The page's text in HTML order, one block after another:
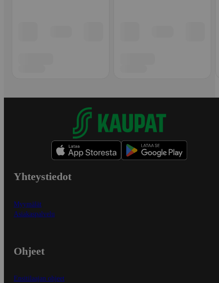
Yhteystiedot
Myymälät
Asiakaspalvelu
Ohjeet
Ensitilaajan ohjeet